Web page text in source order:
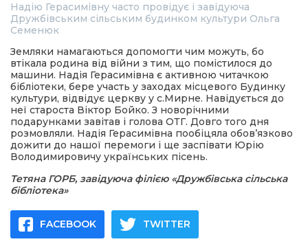
Надію Герасимівну часто провідує і завідуюча
Дружбівським сільським будинком культури Ольга
Семенюк
Земляки намагаються допомогти чим можуть, бо
втікала родина від війни з тим, що помістилося до
машини. Надія Герасимівна є активною читачкою
бібліотеки, бере участь у заходах місцевого Будинку
культури, відвідує церкву у с.Мирне. Навідується до
неї староста Віктор Бойко. З новорічними
подарунками завітав і голова ОТГ. Довго того дня
розмовляли. Надія Герасимівна пообіцяла обов’язково
дожити до нашої перемоги і ще заспівати Юрію
Володимировичу українських пісень.
Тетяна ГОРБ, завідуюча філією «Дружбівська сільська
бібліотека»
FACEBOOK TWITTER